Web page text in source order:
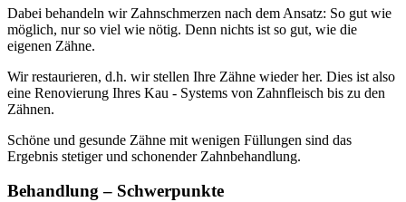
Dabei behandeln wir Zahnschmerzen nach dem Ansatz: So gut wie
möglich, nur so viel wie nötig. Denn nichts ist so gut, wie die
eigenen Zähne.
Wir restaurieren, d.h. wir stellen Ihre Zähne wieder her. Dies ist also
eine Renovierung Ihres Kau - Systems von Zahnfleisch bis zu den
Zähnen.
Schöne und gesunde Zähne mit wenigen Füllungen sind das
Ergebnis stetiger und schonender Zahnbehandlung.
Behandlung – Schwerpunkte